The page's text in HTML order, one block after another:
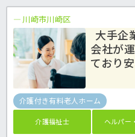
川崎市川崎区
大手企
会社が
ており
介護付き有料老人ホーム
介護福祉士 ヘルパー